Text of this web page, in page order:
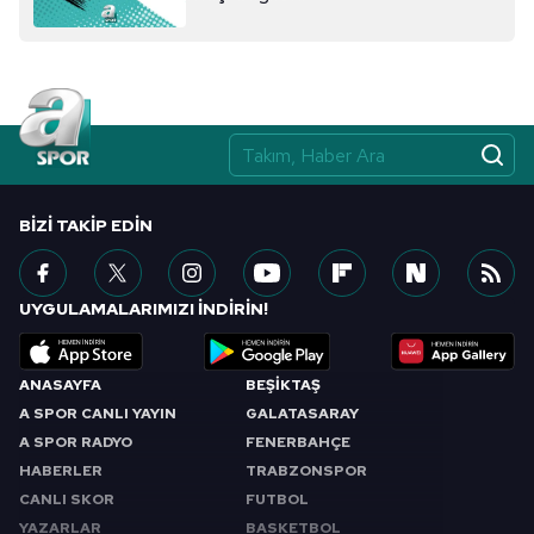
ANASAYFA
A SPOR CANLI YAYIN
A SPOR RADYO
HABERLER
CANLI SKOR
YAZARLAR
BEŞİKTAŞ
GALATASARAY
FENERBAHÇE
TRABZONSPOR
FUTBOL
BASKETBOL
BIZI TAKIP EDIN
UYGULAMALARIMIZI İNDİRİN!